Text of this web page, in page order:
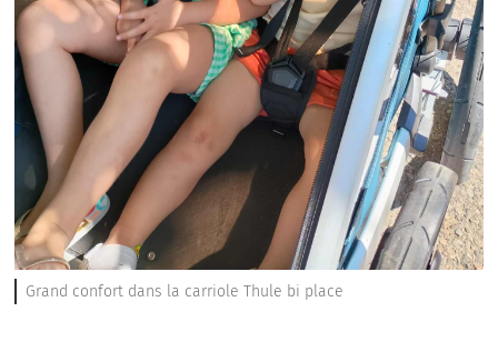
Grand confort dans la carriole Thule bi place